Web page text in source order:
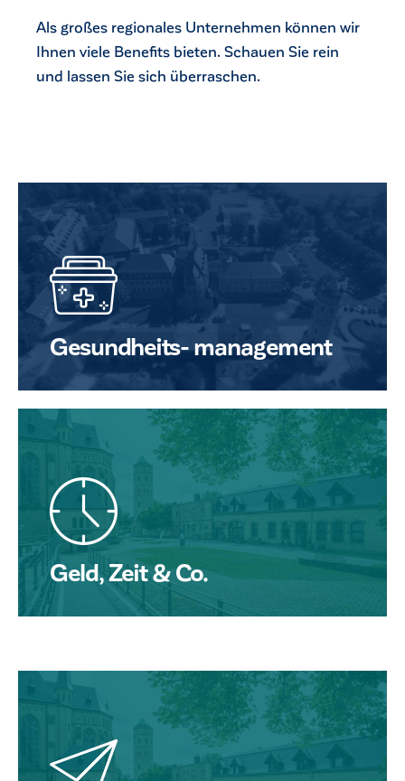
Als großes regionales Unternehmen können wir
Ihnen viele Benefits bieten. Schauen Sie rein
und lassen Sie sich überraschen.
Gesundheits- management
Geld, Zeit & Co.